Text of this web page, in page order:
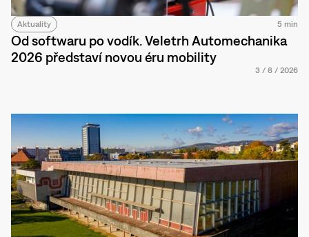
Aktuality 5 min
Od softwaru po vodík. Veletrh Automechanika
2026 představí novou éru mobility
3 / 8 / 2026